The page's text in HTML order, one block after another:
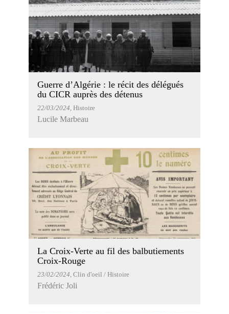
Guerre d’Algérie : le récit des délégués
du CICR auprès des détenus
22/03/2024, Histoire
Lucile Marbeau
La Croix-Verte au fil des balbutiements
Croix-Rouge
23/02/2024 , Clin d'oeil / Histoire
Frédéric Joli